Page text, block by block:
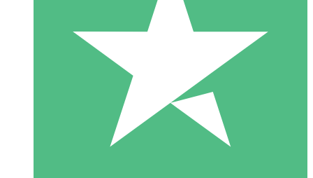
Pacchetti di Crediti Individuali
Paga a consumo con crediti di download. Nessun impegno
1 Download
10